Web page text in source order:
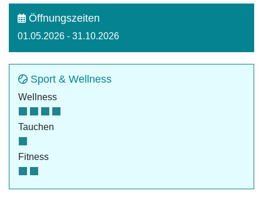
Öffnungszeiten
01.05.2026 - 31.10.2026
Sport & Wellness
Wellness
Tauchen
Fitness